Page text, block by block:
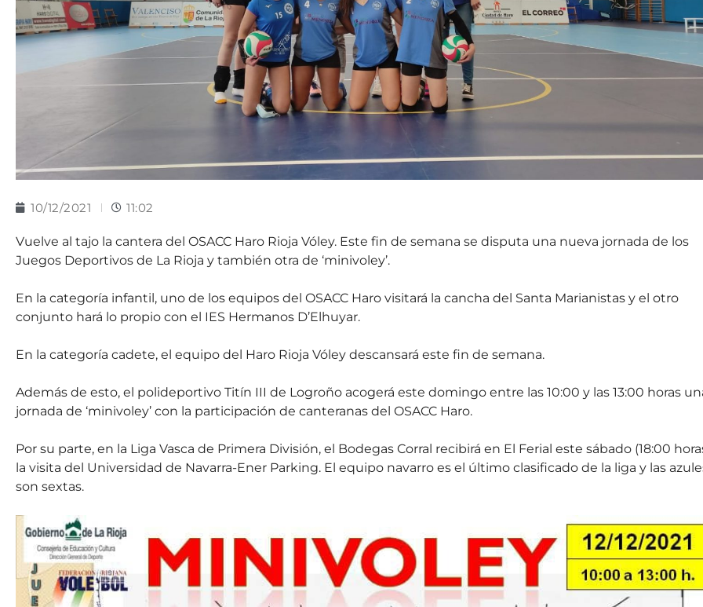
10/12/2021 11:02
Vuelve al tajo la cantera del OSACC Haro Rioja Vóley. Este fin de semana se disputa una nueva jornada de los
Juegos Deportivos de La Rioja y también otra de ‘minivoley’.
En la categoría infantil, uno de los equipos del OSACC Haro visitará la cancha del Santa Marianistas y el otro
conjunto hará lo propio con el IES Hermanos D’Elhuyar.
En la categoría cadete, el equipo del Haro Rioja Vóley descansará este fin de semana.
Además de esto, el polideportivo Titín III de Logroño acogerá este domingo entre las 10:00 y las 13:00 horas
jornada de ‘minivoley’ con la participación de canteranas del OSACC Haro.
Por su parte, en la Liga Vasca de Primera División, el Bodegas Corral recibirá en El Ferial este sábado (18:00
la visita del Universidad de Navarra-Ener Parking. El equipo navarro es el último clasificado de la liga y las
son sextas.